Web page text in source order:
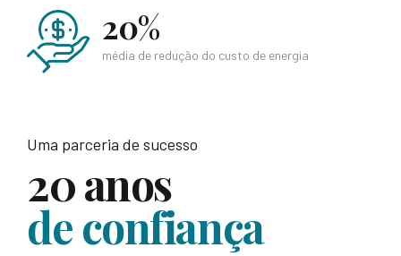
20%
média de redução do custo de energia
Uma parceria de sucesso
20 anos
de confiança